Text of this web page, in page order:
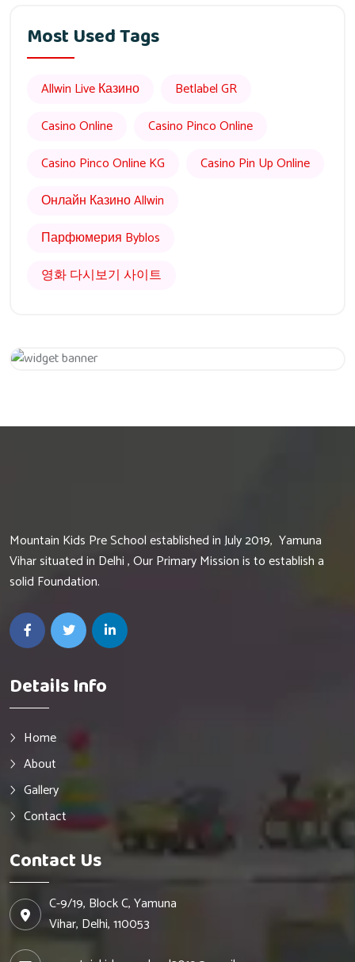
Most Used Tags
Allwin Live Казино
Betlabel GR
Casino Online
Casino Pinco Online
Casino Pinco Online KG
Casino Pin Up Online
Онлайн Казино Allwin
Парфюмерия Byblos
영화 다시보기 사이트
Mountain Kids Pre School established in July 2019, Yamuna
Vihar situated in Delhi , Our Primary Mission is to establish a
solid Foundation.
Details Info
Home
About
Gallery
Contact
Contact Us
C-9/19, Block C, Yamuna
Vihar, Delhi, 110053